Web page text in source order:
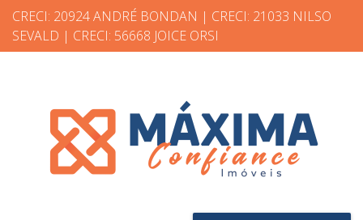
CRECI: 20924 ANDRÉ BONDAN | CRECI: 21033 NILSO
SEVALD | CRECI: 56668 JOICE ORSI